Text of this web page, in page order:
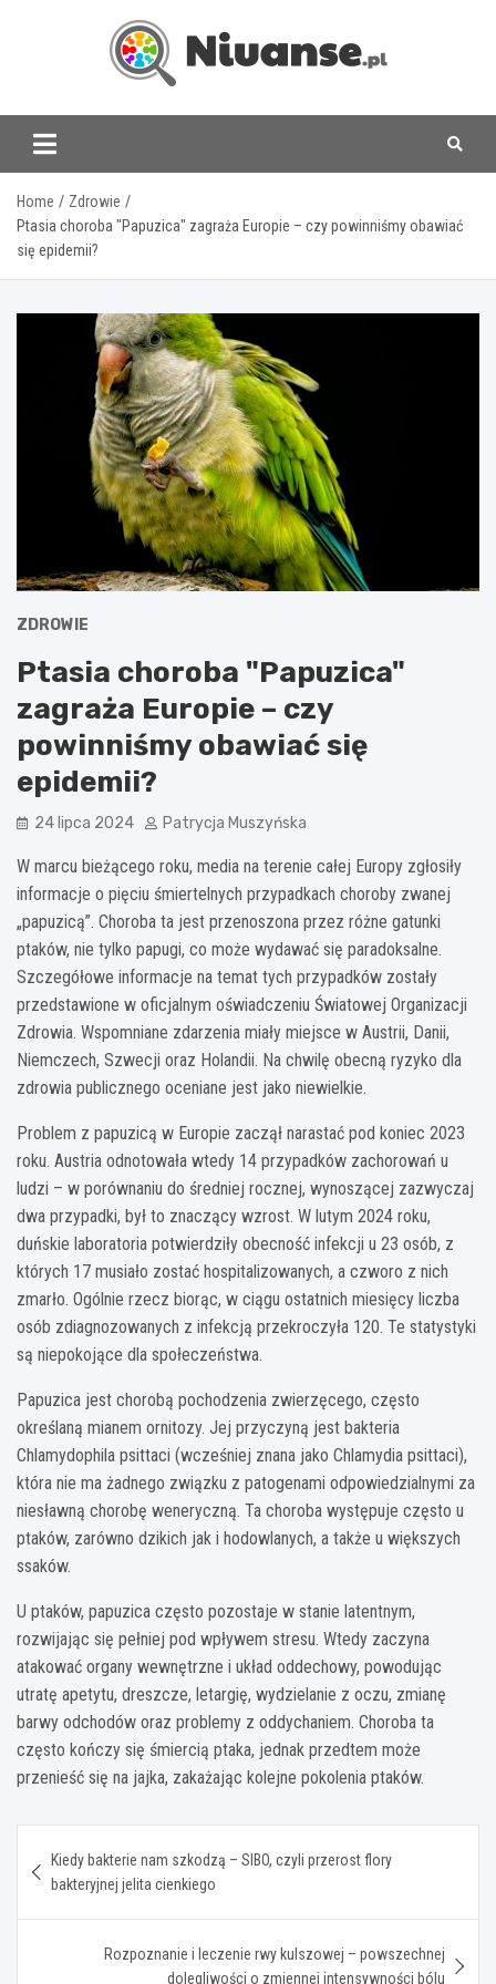
www.niuanse.pl
Home
Zdrowie
Ptasia choroba "Papuzica" zagraża Europie – czy powinniśmy obawiać
się epidemii?
ZDROWIE
Ptasia choroba "Papuzica"
zagraża Europie – czy
powinniśmy obawiać się
epidemii?
24 lipca 2024 Patrycja Muszyńska
W marcu bieżącego roku, media na terenie całej Europy zgłosiły
informacje o pięciu śmiertelnych przypadkach choroby zwanej
„papuzicą”. Choroba ta jest przenoszona przez różne gatunki
ptaków, nie tylko papugi, co może wydawać się paradoksalne.
Szczegółowe informacje na temat tych przypadków zostały
przedstawione w oficjalnym oświadczeniu Światowej Organizacji
Zdrowia. Wspomniane zdarzenia miały miejsce w Austrii, Danii,
Niemczech, Szwecji oraz Holandii. Na chwilę obecną ryzyko dla
zdrowia publicznego oceniane jest jako niewielkie.
Problem z papuzicą w Europie zaczął narastać pod koniec 2023
roku. Austria odnotowała wtedy 14 przypadków zachorowań u
ludzi – w porównaniu do średniej rocznej, wynoszącej zazwyczaj
dwa przypadki, był to znaczący wzrost. W lutym 2024 roku,
duńskie laboratoria potwierdziły obecność infekcji u 23 osób, z
których 17 musiało zostać hospitalizowanych, a czworo z nich
zmarło. Ogólnie rzecz biorąc, w ciągu ostatnich miesięcy liczba
osób zdiagnozowanych z infekcją przekroczyła 120. Te statystyki
są niepokojące dla społeczeństwa.
Papuzica jest chorobą pochodzenia zwierzęcego, często
określaną mianem ornitozy. Jej przyczyną jest bakteria
Chlamydophila psittaci (wcześniej znana jako Chlamydia psittaci),
która nie ma żadnego związku z patogenami odpowiedzialnymi za
niesławną chorobę weneryczną. Ta choroba występuje często u
ptaków, zarówno dzikich jak i hodowlanych, a także u większych
ssaków.
U ptaków, papuzica często pozostaje w stanie latentnym,
rozwijając się pełniej pod wpływem stresu. Wtedy zaczyna
atakować organy wewnętrzne i układ oddechowy, powodując
utratę apetytu, dreszcze, letargię, wydzielanie z oczu, zmianę
barwy odchodów oraz problemy z oddychaniem. Choroba ta
często kończy się śmiercią ptaka, jednak przedtem może
przenieść się na jajka, zakażając kolejne pokolenia ptaków.
wpisu
Kiedy bakterie nam szkodzą – SIBO, czyli przerost flory
bakteryjnej jelita cienkiego
Rozpoznanie i leczenie rwy kulszowej – powszechnej
dolegliwości o zmiennej intensywności bólu